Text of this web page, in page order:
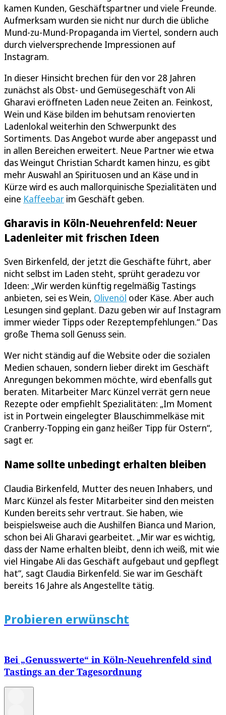
kamen Kunden, Geschäftspartner und viele Freunde.
Aufmerksam wurden sie nicht nur durch die übliche
Mund-zu-Mund-Propaganda im Viertel, sondern auch
durch vielversprechende Impressionen auf
Instagram.
In dieser Hinsicht brechen für den vor 28 Jahren
zunächst als Obst- und Gemüsegeschäft von Ali
Gharavi eröffneten Laden neue Zeiten an. Feinkost,
Wein und Käse bilden im behutsam renovierten
Ladenlokal weiterhin den Schwerpunkt des
Sortiments. Das Angebot wurde aber angepasst und
in allen Bereichen erweitert. Neue Partner wie etwa
das Weingut Christian Schardt kamen hinzu, es gibt
mehr Auswahl an Spirituosen und an Käse und in
Kürze wird es auch mallorquinische Spezialitäten und
eine Kaffeebar im Geschäft geben.
Gharavis in Köln-Neuehrenfeld: Neuer
Ladenleiter mit frischen Ideen
Sven Birkenfeld, der jetzt die Geschäfte führt, aber
nicht selbst im Laden steht, sprüht geradezu vor
Ideen: „Wir werden künftig regelmäßig Tastings
anbieten, sei es Wein, Olivenöl oder Käse. Aber auch
Lesungen sind geplant. Dazu geben wir auf Instagram
immer wieder Tipps oder Rezeptempfehlungen.“ Das
große Thema soll Genuss sein.
Wer nicht ständig auf die Website oder die sozialen
Medien schauen, sondern lieber direkt im Geschäft
Anregungen bekommen möchte, wird ebenfalls gut
beraten. Mitarbeiter Marc Künzel verrät gern neue
Rezepte oder empfiehlt Spezialitäten: „Im Moment
ist in Portwein eingelegter Blauschimmelkäse mit
Cranberry-Topping ein ganz heißer Tipp für Ostern“,
sagt er.
Name sollte unbedingt erhalten bleiben
Claudia Birkenfeld, Mutter des neuen Inhabers, und
Marc Künzel als fester Mitarbeiter sind den meisten
Kunden bereits sehr vertraut. Sie haben, wie
beispielsweise auch die Aushilfen Bianca und Marion,
schon bei Ali Gharavi gearbeitet. „Mir war es wichtig,
dass der Name erhalten bleibt, denn ich weiß, mit wie
viel Hingabe Ali das Geschäft aufgebaut und gepflegt
hat“, sagt Claudia Birkenfeld. Sie war im Geschäft
bereits 16 Jahre als Angestellte tätig.
Probieren erwünscht
Bei „Genusswerte“ in Köln-Neuehrenfeld sind
Tastings an der Tagesordnung